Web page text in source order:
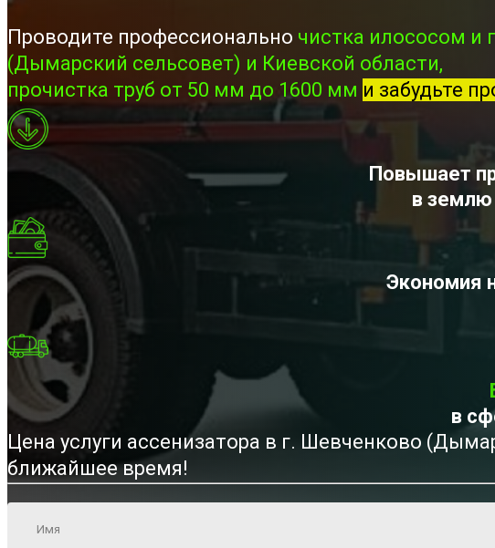
Проводите профессионально чистка илососом и
(Дымарский сельсовет) и Киевской области,
прочистка труб от 50 мм до 1600 мм и забудьте
Повышает
в землю
Экономия
в
Цена услуги ассенизатора в г. Шевченково
ближайшее время!